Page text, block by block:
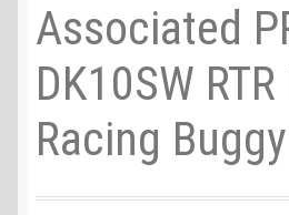
Recycling, Entsorgung und
Shop
Warenkorb
Ablauf einer Bestellung
Associated
DK10SW
Racing